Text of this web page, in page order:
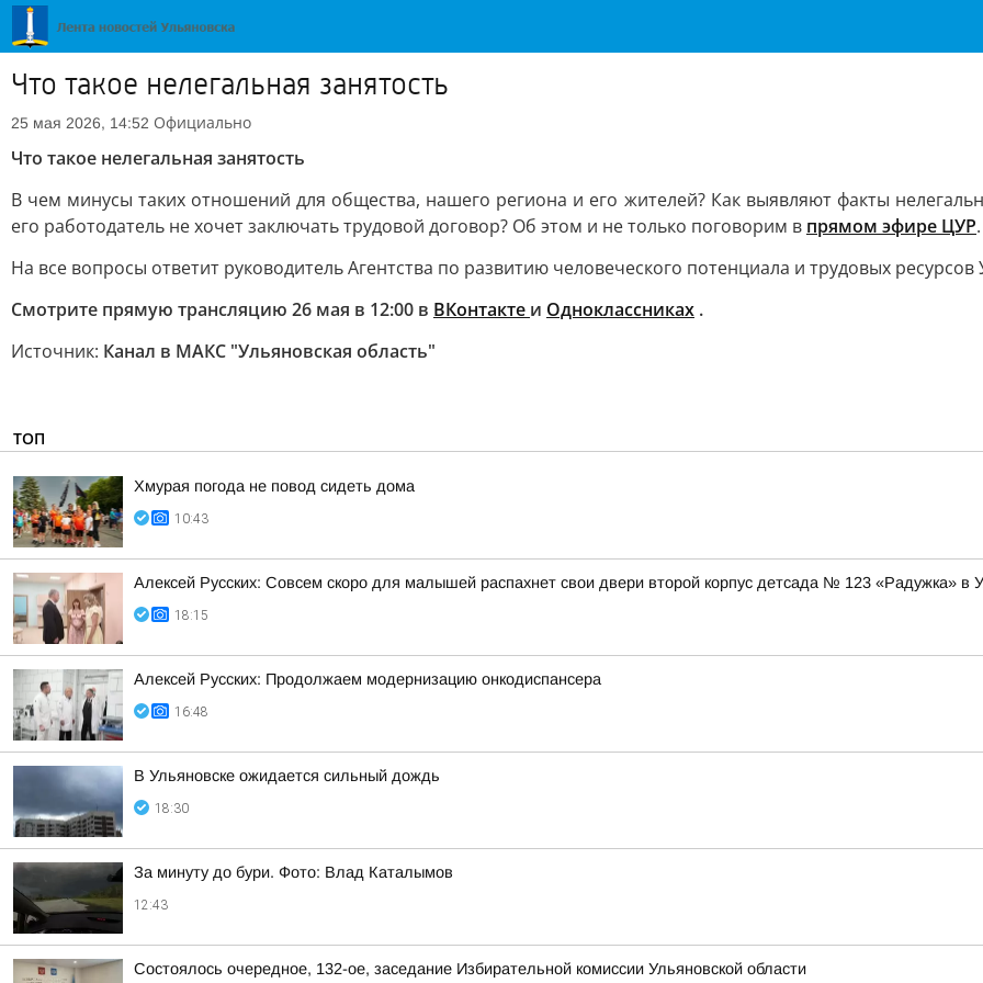
Что такое нелегальная занятость
25 мая 2026, 14:52 Официально
Что такое нелегальная занятость
В чем минусы таких отношений для общества, нашего региона и его жителей? Как выявляют факты
его работодатель не хочет заключать трудовой договор? Об этом и не только поговорим в прямом эфире ЦУР.
На все вопросы ответит руководитель Агентства по развитию человеческого потенциала и трудовых
Смотрите прямую трансляцию 26 мая в 12:00 в ВКонтакте и Одноклассниках .
Источник: Канал в МАКС "Ульяновская область"
ТОП
Хмурая погода не повод сидеть дома
10:43
Алексей Русских: Совсем скоро для малышей распахнет свои двери второй корпус детсада № 123 «Радужка» в
18:15
Алексей Русских: Продолжаем модернизацию онкодиспансера
16:48
В Ульяновске ожидается сильный дождь
18:30
За минуту до бури. Фото: Влад Каталымов
12:43
Состоялось очередное, 132-ое, заседание Избирательной комиссии Ульяновской области